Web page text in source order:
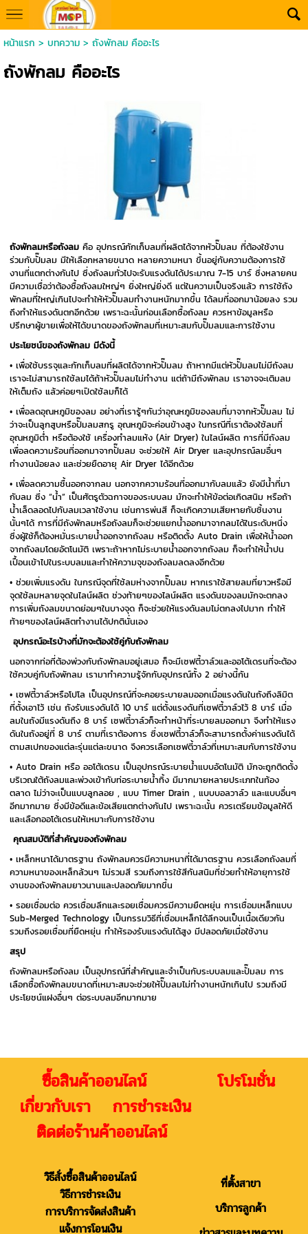
หน้าแรก > บทความ> ถังพักลม คืออะไร
ถังพักลม คืออะไร
ถังพักลมหรือถังลม คือ อุปกรณ์กักเก็บลมที่ผลิตได้จากหัวปั๊มลม ที่ต้องใช้งาน
ร่วมกับปั๊มลม มีให้เลือกหลายขนาด หลายความหนา ขึ้นอยู่กับความต้องการใช้
งานที่แตกต่างกันไป ซึ่งถังลมทั่วไปจะรับแรงดันได้ประมาณ 7-15 บาร์ ซึ่งหลายคน
มีความเชื่อว่าต้องซื้อถังลมใหญ่ๆ ยิ่งใหญ่ยิ่งดี แต่ในความเป็นจริงแล้ว การใช้ถัง
พักลมที่ใหญ่เกินไปจะทำให้หัวปั๊มลมทำงานหนักมากขึ้น ได้ลมที่ออกมาน้อยลง รวม
ถึงทำให้แรงดันตกอีกด้วย เพราะฉะนั้นก่อนเลือกซื้อถังลม ควรหาข้อมูลหรือ
ปรึกษาผู้ขายเพื่อให้ได้ขนาดของถังพักลมที่เหมาะสมกับปั๊มลมและการใช้งาน
ประโยชน์ของถังพักลม มีดังนี้
• เพื่อใช้บรรจุและกักเก็บลมที่ผลิตได้จากหัวปั๊มลม ถ้าหากมีแต่หัวปั๊มลมไม่มีถังลม
เราจะไม่สามารถใช้ลมได้ถ้าหัวปั๊มลมไม่ทำงาน แต่ถ้ามีถังพักลม เราอาจจะเติมลม
ให้เต็มถัง แล้วค่อยๆเปิดใช้ลมก็ได้
• เพื่อลดอุณหภูมิของลม อย่างที่เรารู้ๆกันว่าอุณหภูมิของลมที่มาจากหัวปั๊มลม ไม่
ว่าจะเป็นลูกสูบหรือปั๊มลมสกรู อุณหภูมิจะค่อนข้างสูง ในกรณีที่เราต้องใช้ลมที่
อุณหภูมิต่ำ หรือต้องใช้ เครื่องทำลมแห้ง (Air Dryer) ในไลน์ผลิต การที่มีถังลม
เพื่อลดความร้อนที่ออกมาจากปั๊มลม จะช่วยให้ Air Dryer และอุปกรณ์ลมอื่นๆ
ทำงานน้อยลง และช่วยยืดอายุ Air Dryer ได้อีกด้วย
• เพื่อลดความชื้นออกจากลม นอกจากความร้อนที่ออกมากับลมแล้ว ยังมีน้ำที่มา
กับลม ซึ่ง “น้ำ” เป็นศัตรูตัวฉกาจของระบบลม มักจะทำให้ข้อต่อเกิดสนิม หรือถ้า
น้ำเล็ดลอดไปกับลมเวลาใช้งาน เช่นการพ่นสี ก็จะเกิดความเสียหายกับชิ้นงาน
นั้นๆได้ การที่มีถังพักลมหรือถังลมก็จะช่วยแยกน้ำออกมาจากลมได้ในระดับหนึ่ง
ซึ่งผู้ใช้ก็ต้องหมั่นระบายน้ำออกจากถังลม หรือติดตั้ง Auto Drain เพื่อให้น้ำออก
จากถังลมโดยอัตโนมัติ เพราะถ้าหากไม่ระบายน้ำออกจากถังลม ก็จะทำให้น้ำปน
เปื้อนเข้าไปในระบบลมและทำให้ความจุของถังลมลดลงอีกด้วย
• ช่วยเพิ่มแรงดัน ในกรณีจุดที่ใช้ลมห่างจากปั๊มลม หากเราใช้สายลมที่ยาวหรือมี
จุดใช้ลมหลายจุดในไลน์ผลิต ช่วงท้ายๆของไลน์ผลิต แรงดันของลมมักจะตกลง
การเพิ่มถังลมขนาดย่อมๆในบางจุด ก็จะช่วยให้แรงดันลมไม่ตกลงไปมาก ทำให้
ท้ายๆของไลน์ผลิตทำงานได้ปกตินั่นเอง
อุปกรณ์อะไรบ้างที่มักจะต้องใช้คู่กับถังพักลม
นอกจากท่อที่ต้องพ่วงกับถังพักลมอยู่เสมอ ก็จะมีเซฟตี้วาล์วและออโต้เดรนที่จะต้อง
ใช้ควบคู่กับถังพักลม เรามาทำความรู้จักกับอุปกรณ์ทั้ง 2 อย่างนี้กัน
• เซฟตี้วาล์วหรือโปโล เป็นอุปกรณ์ที่จะคอยระบายลมออกเมื่อแรงดันในถังถึงลิมิต
ที่ตั้งเอาไว้ เช่น ถังรับแรงดันได้ 10 บาร์ แต่ตั้งแรงดันที่เซฟตี้วาล์วไว้ 8 บาร์ เมื่อ
ลมในถังมีแรงดันถึง 8 บาร์ เซฟตี้วาล์วก็จะทำหน้าที่ระบายลมออกมา จึงทำให้แรง
ดันในถังอยู่ที่ 8 บาร์ ตามที่เราต้องการ ซึ่งเซฟตี้วาล์วก็จะสามารถตั้งค่าแรงดันได้
ตามสเปกของแต่ละรุ่นแต่ละขนาด จึงควรเลือกเซฟตี้วาล์วที่เหมาะสมกับการใช้งาน
• Auto Drain หรือ ออโต้เดรน เป็นอุปกรณ์ระบายน้ำแบบอัตโนมัติ มักจะถูกติดตั้ง
บริเวณใต้ถังลมและพ่วงเข้ากับท่อระบายน้ำทิ้ง มีมากมายหลายประเภทในท้อง
ตลาด ไม่ว่าจะเป็นแบบลูกลอย , แบบ Timer Drain , แบบบอลวาล์ว และแบบอื่นๆ
อีกมากมาย ซึ่งมีข้อดีและข้อเสียแตกต่างกันไป เพราะฉะนั้น ควรเตรียมข้อมูลให้ดี
และเลือกออโต้เดรนให้เหมาะกับการใช้งาน
คุณสมบัติที่สำคัญของถังพักลม
• เหล็กหนาได้มาตรฐาน ถังพักลมควรมีความหนาที่ได้มาตรฐาน ควรเลือกถังลมที่
ความหนาของเหล็กล้วนๆ ไม่รวมสี รวมถึงการใช้สีกันสนิมที่ช่วยทำให้อายุการใช้
งานของถังพักลมยาวนานและปลอดภัยมากขึ้น
• รอยเชื่อมต่อ ควรเชื่อมลึกและรอยเชื่อมควรมีความยืดหยุ่น การเชื่อมเหล็กแบบ
Sub-Merged Technology เป็นกรรมวิธีที่เชื่อมเหล็กได้ลึกจนเป็นเนื้อเดียวกัน
รวมถึงรอยเชื่อมที่ยืดหยุ่น ทำให้รองรับแรงดันได้สูง มีปลอดภัยเมื่อใช้งาน
สรุป
ถังพักลมหรือถังลม เป็นอุปกรณ์ที่สำคัญและจำเป็นกับระบบลมและปั๊มลม การ
เลือกซื้อถังพักลมขนาดที่เหมาะสมจะช่วยให้ปั๊มลมไม่ทำงานหนักเกินไป รวมถึงมี
ประโยชน์แฝงอื่นๆ ต่อระบบลมอีกมากมาย
ซื้อสินค้าออนไลน์ โปรโมชั่น
เกี่ยวกับเรา การชำระเงิน
ติดต่อร้านค้าออนไลน์
วิธีสั่งซื้อสินค้าออนไลน์
วิธีการชำระเงิน
การบริการจัดส่งสินค้า
แจ้งการโอนเงิน
ที่ตั้งสาขา
บริการลูกค้า